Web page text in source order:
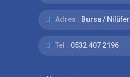
Adres : Bursa / Nilüfer
Tel : 0532 407 2196